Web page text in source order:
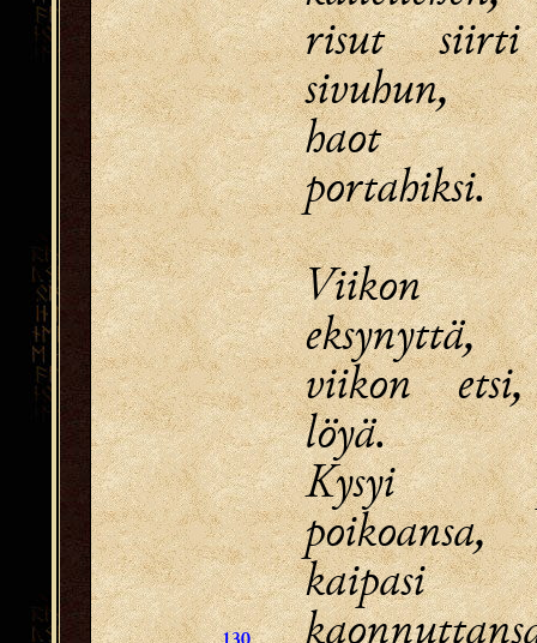
risut
sivuhun,
haot
portahiksi.
Viikon
eksynyttä,
viikon
löyä.
Kysyi
poikoansa,
kaipasi